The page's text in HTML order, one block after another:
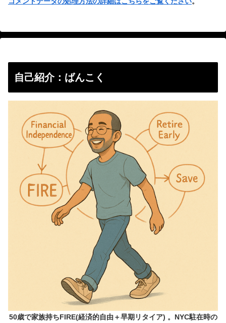
自己紹介：ばんこく
50歳で家族持ちFIRE(経済的自由＋早期リタイア) 。NYC駐在時の